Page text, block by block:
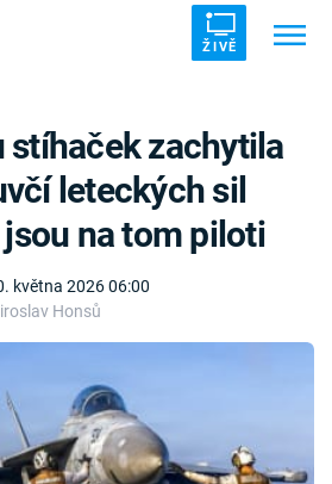
ŽIVĚ
května 2026 06:00
Honsů
stíhaček zachytila
leteckých sil
na tom piloti